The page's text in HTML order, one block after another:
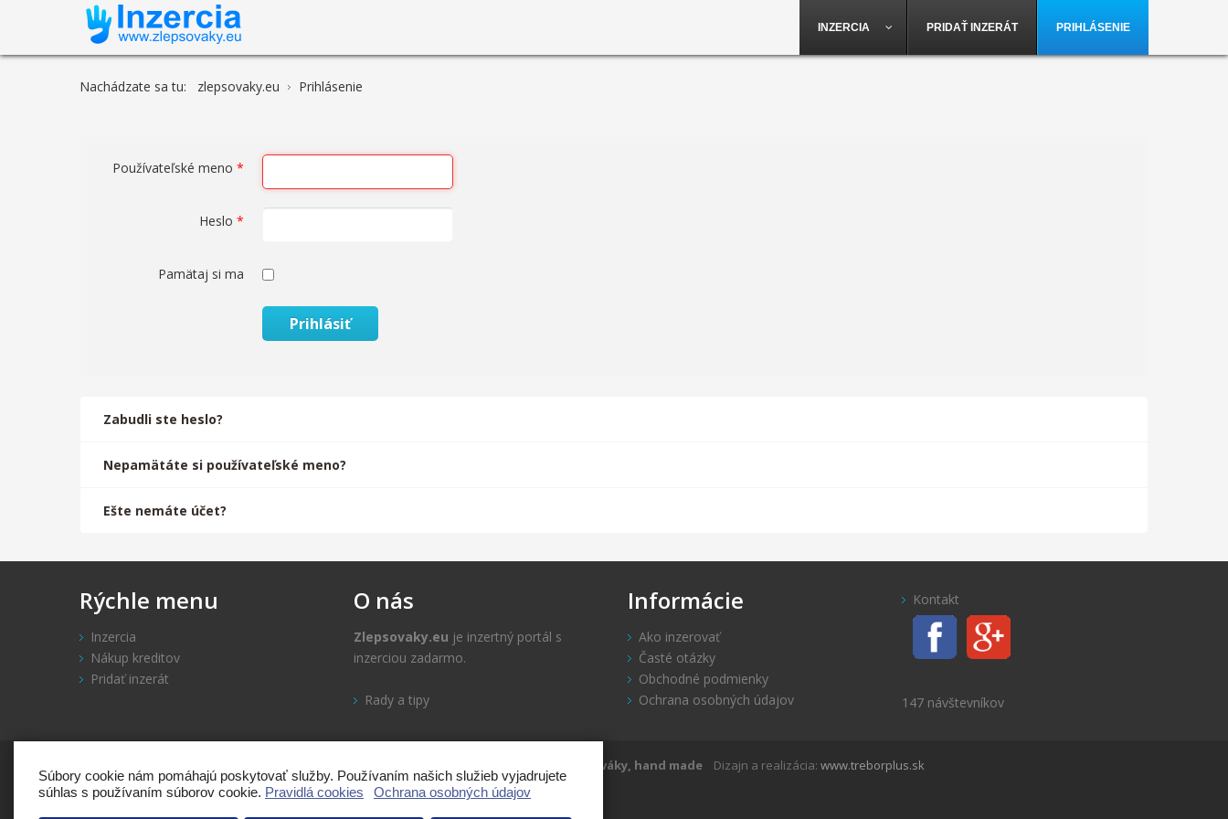
Súbory cookie nám pomáhajú poskytovať služby. Používaním našich služieb vyjadrujete
súhlas s používaním súborov cookie. Pravidlá cookies Ochrana osobných údajov
INZERCIA PRIDAŤ INZERÁT PRIHLÁSENIE
Nachádzate sa tu: zlepsovaky.eu Prihlásenie
Používateľské meno *
Heslo *
Pamätaj si ma
Prihlásiť
Zabudli ste heslo?
Nepamätáte si používateľské meno?
Ešte nemáte účet?
Rýchle menu
Inzercia
Nákup kreditov
Pridať inzerát
O nás
Zlepsovaky.eu je inzertný portál s
inzerciou zadarmo.
Rady a tipy
Informácie
Ako inzerovať
Časté otázky
Obchodné podmienky
Ochrana osobných údajov
Kontakt
147 návštevníkov
Inzercia, zlepšováky, hand made Dizajn a realizácia: www.treborplus.sk